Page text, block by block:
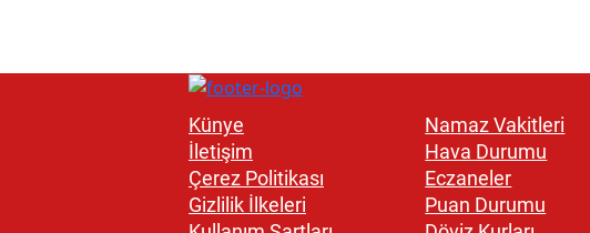
Künye
İletişim
Çerez Politikası
Gizlilik İlkeleri
Namaz Vakitleri
Hava Durumu
Eczaneler
Puan Durumu